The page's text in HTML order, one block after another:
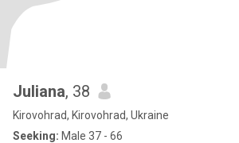
Juliana, 38
Kirovohrad, Kirovohrad, Ukraine
Seeking: Male 37 - 66